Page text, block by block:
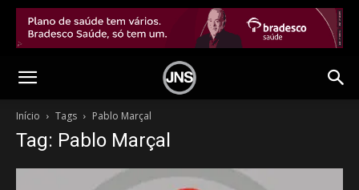
Início Tags Pablo Marçal
Tag: Pablo Marçal